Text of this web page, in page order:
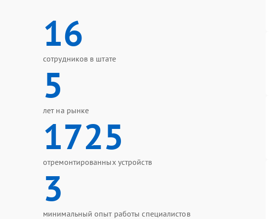
16
сотрудников в штате
5
лет на рынке
1725
отремонтированных устройств
3
минимальный опыт работы специалистов